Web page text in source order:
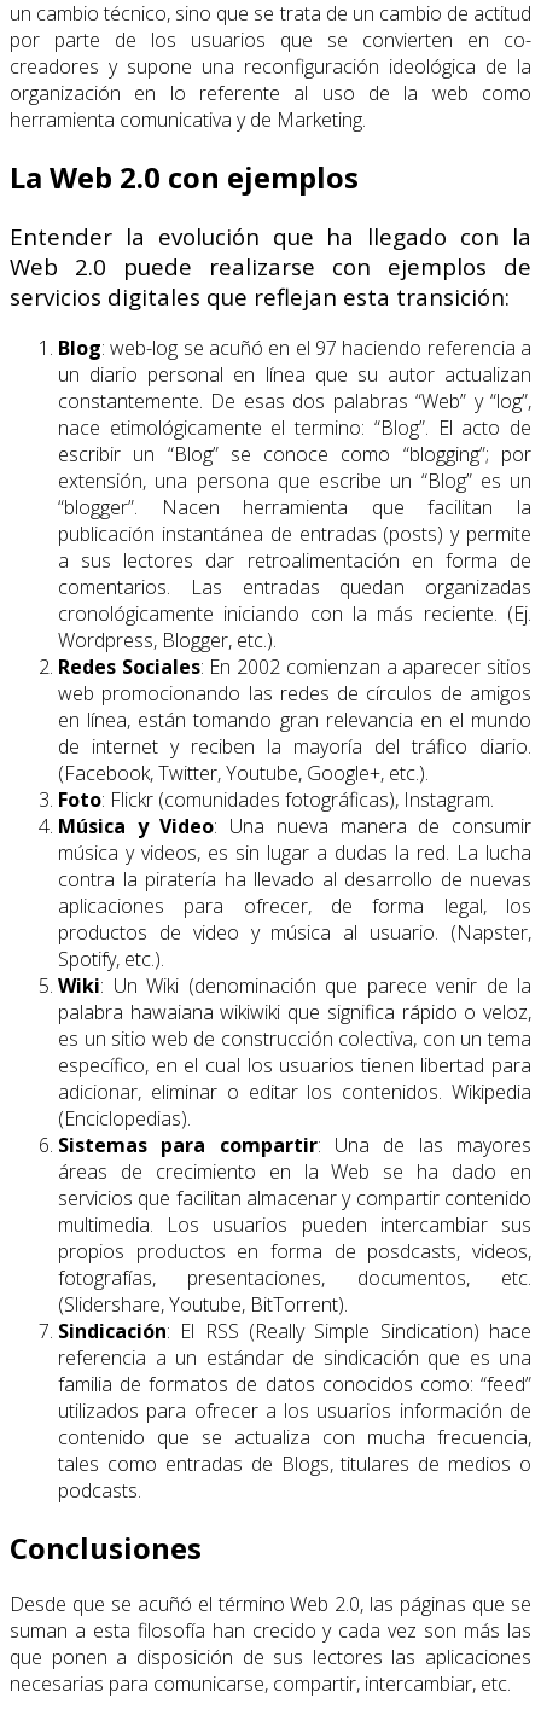
un cambio técnico, sino que se trata de un cambio de actitud
por parte de los usuarios que se convierten en co-
creadores y supone una reconfiguración ideológica de la
organización en lo referente al uso de la web como
herramienta comunicativa y de Marketing.
La Web 2.0 con ejemplos
Entender la evolución que ha llegado con la
Web 2.0 puede realizarse con ejemplos de
servicios digitales que reflejan esta transición:
Blog: web-log se acuñó en el 97 haciendo referencia a
un diario personal en línea que su autor actualizan
constantemente. De esas dos palabras “Web” y “log”,
nace etimológicamente el termino: “Blog”. El acto de
escribir un “Blog” se conoce como “blogging”; por
extensión, una persona que escribe un “Blog” es un
“blogger”. Nacen herramienta que facilitan la
publicación instantánea de entradas (posts) y permite
a sus lectores dar retroalimentación en forma de
comentarios. Las entradas quedan organizadas
cronológicamente iniciando con la más reciente. (Ej.
Wordpress, Blogger, etc.).
Redes Sociales: En 2002 comienzan a aparecer sitios
web promocionando las redes de círculos de amigos
en línea, están tomando gran relevancia en el mundo
de internet y reciben la mayoría del tráfico diario.
(Facebook, Twitter, Youtube, Google+, etc.).
Foto: Flickr (comunidades fotográficas), Instagram.
Música y Video: Una nueva manera de consumir
música y videos, es sin lugar a dudas la red. La lucha
contra la piratería ha llevado al desarrollo de nuevas
aplicaciones para ofrecer, de forma legal, los
productos de video y música al usuario. (Napster,
Spotify, etc.).
Wiki: Un Wiki (denominación que parece venir de la
palabra hawaiana wikiwiki que significa rápido o veloz,
es un sitio web de construcción colectiva, con un tema
específico, en el cual los usuarios tienen libertad para
adicionar, eliminar o editar los contenidos. Wikipedia
(Enciclopedias).
Sistemas para compartir: Una de las mayores
áreas de crecimiento en la Web se ha dado en
servicios que facilitan almacenar y compartir contenido
multimedia. Los usuarios pueden intercambiar sus
propios productos en forma de posdcasts, videos,
fotografías, presentaciones, documentos, etc.
(Slidershare, Youtube, BitTorrent).
Sindicación: El RSS (Really Simple Sindication) hace
referencia a un estándar de sindicación que es una
familia de formatos de datos conocidos como: “feed”
utilizados para ofrecer a los usuarios información de
contenido que se actualiza con mucha frecuencia,
tales como entradas de Blogs, titulares de medios o
podcasts.
Conclusiones
Desde que se acuñó el término Web 2.0, las páginas que se
suman a esta filosofía han crecido y cada vez son más las
que ponen a disposición de sus lectores las aplicaciones
necesarias para comunicarse, compartir, intercambiar, etc.